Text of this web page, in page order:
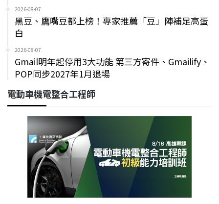
2026-08-07
黑豆、鷹嘴豆都上榜！專家推薦「豆」陣補足高蛋
白
2026-08-07
Gmail明年起停用3大功能 第三方寄件、Gmailify、
POP同步2027年1月退場
電動車機電整合工程師